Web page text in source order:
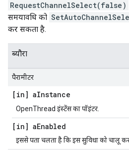
RequestChannelSelect(false)
समयावधि को
कर सकता है.
ब्यौरा
पैरामीटर
[in] aInstance
OpenThread इंस्टेंस का पॉइंटर.
[in] aEnabled
इससे पता चलता है कि इस सुविधा को चालू